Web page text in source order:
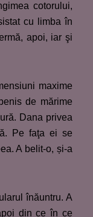
cotorului,
cu limba în
apoi, iar şi
maxime
de mărime
Dana privea
Pe faţa ei se
A belit-o, și-a
înăuntru. A
din ce în ce